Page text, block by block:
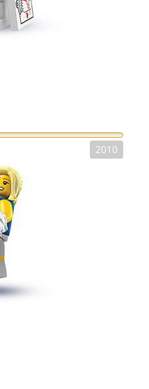
2010